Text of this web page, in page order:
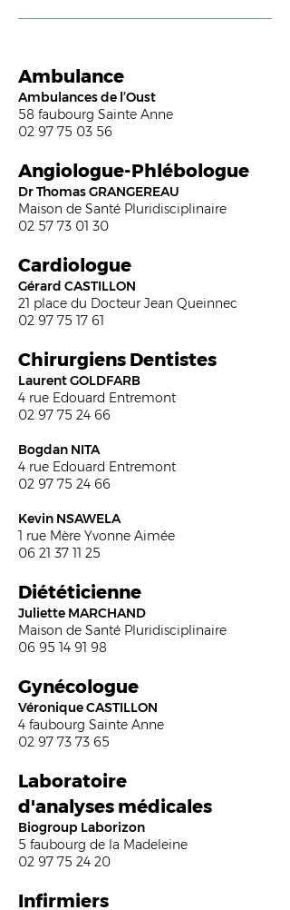
Ambulance
Ambulances de l’Oust
58 faubourg Sainte Anne
02 97 75 03 56
Angiologue-Phlébologue
Dr Thomas GRANGEREAU
Maison de Santé Pluridisciplinaire
02 57 73 01 30
Cardiologue
Gérard CASTILLON
21 place du Docteur Jean Queinnec
02 97 75 17 61
Chirurgiens Dentistes
Laurent GOLDFARB
4 rue Edouard Entremont
02 97 75 24 66
Bogdan NITA
4 rue Edouard Entremont
02 97 75 24 66
Kevin NSAWELA
1 rue Mère Yvonne Aimée
06 21 37 11 25
Diététicienne
Juliette MARCHAND
Maison de Santé Pluridisciplinaire
06 95 14 91 98
Gynécologue
Véronique CASTILLON
4 faubourg Sainte Anne
02 97 73 73 65
Laboratoire
d'analyses médicales
Biogroup Laborizon
5 faubourg de la Madeleine
02 97 75 24 20
Infirmiers